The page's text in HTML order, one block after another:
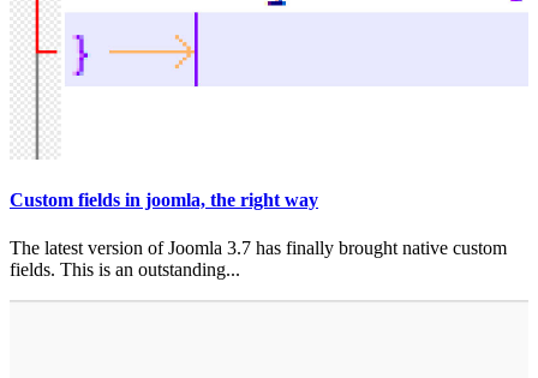
Custom fields in joomla, the right way
The latest version of Joomla 3.7 has finally brought native custom
fields. This is an outstanding...